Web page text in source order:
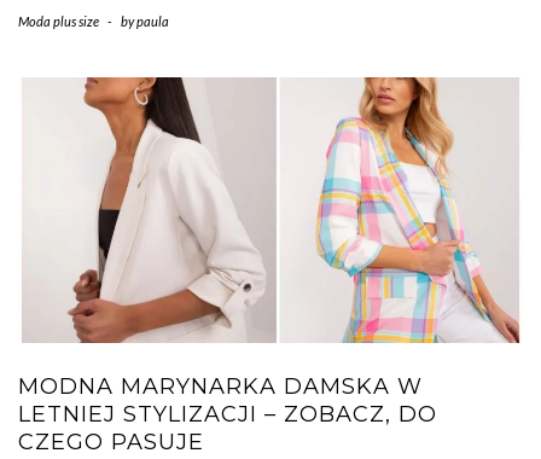
Moda plus size - bypaula
MODNA MARYNARKA DAMSKA W
LETNIEJ STYLIZACJI – ZOBACZ, DO
CZEGO PASUJE